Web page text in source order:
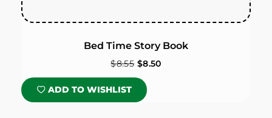
Bed Time Story Book
$8.55 $8.50
ADD TO WISHLIST